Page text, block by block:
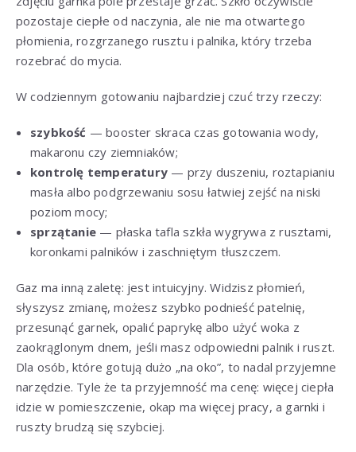
pozostaje ciepłe od naczynia, ale nie ma otwartego
płomienia, rozgrzanego rusztu i palnika, który trzeba
rozebrać do mycia.
W codziennym gotowaniu najbardziej czuć trzy rzeczy:
szybkość — booster skraca czas gotowania wody,
makaronu czy ziemniaków;
kontrolę temperatury — przy duszeniu, roztapianiu
masła albo podgrzewaniu sosu łatwiej zejść na niski
poziom mocy;
sprzątanie — płaska tafla szkła wygrywa z rusztami,
koronkami palników i zaschniętym tłuszczem.
Gaz ma inną zaletę: jest intuicyjny. Widzisz płomień,
słyszysz zmianę, możesz szybko podnieść patelnię,
przesunąć garnek, opalić paprykę albo użyć woka z
zaokrąglonym dnem, jeśli masz odpowiedni palnik i ruszt.
Dla osób, które gotują dużo „na oko”, to nadal przyjemne
narzędzie. Tyle że ta przyjemność ma cenę: więcej ciepła
idzie w pomieszczenie, okap ma więcej pracy, a garnki i
ruszty brudzą się szybciej.